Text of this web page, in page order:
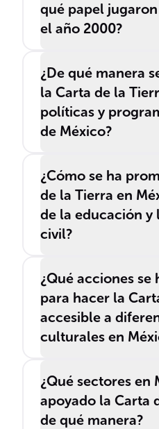
qué papel jugaron
el año 2000?
¿De qué manera
la Carta de la
políticas y
de México?
¿Cómo se ha
de la Tierra en
de la educación y
civil?
¿Qué acciones se
para hacer la
accesible a
culturales en
¿Qué sectores en
apoyado la Carta
de qué manera?